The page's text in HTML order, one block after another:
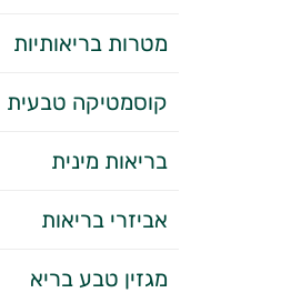
מטרות בריאותיות
קוסמטיקה טבעית
בריאות מינית
אביזרי בריאות
מגזין טבע בריא